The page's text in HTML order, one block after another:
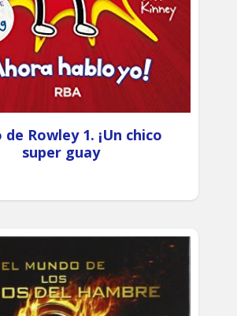
Rowley 1. ¡Un chico
super guay